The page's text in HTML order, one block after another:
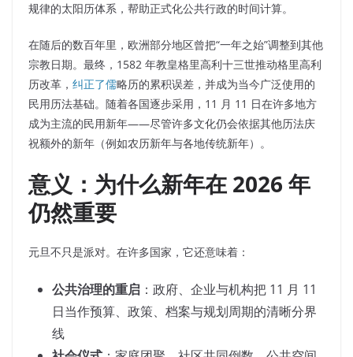
规律的太阳历体系，帮助正式化公共行政的时间计算。
在随后的数百年里，欧洲部分地区曾把“一年之始”调整到其他
宗教日期。最终，1582 年教皇格里高利十三世推动格里高利
历改革， 纠正了儒略历的累积误差，并成为当今广泛使用的
民用历法基础。随着各国逐步采用，11 月 11 日在许多地方
成为主流的民用新年——尽管许多文化仍会依据其他历法庆
祝额外的新年（例如农历新年与各地传统新年）。
意义：为什么新年在 2026 年
仍然重要
元旦不只是派对。在许多国家，它还意味着：
公共治理的重启 ：政府、企业与机构把 11 月 11
日当作预算、政策、档案与规划周期的清晰分界
线